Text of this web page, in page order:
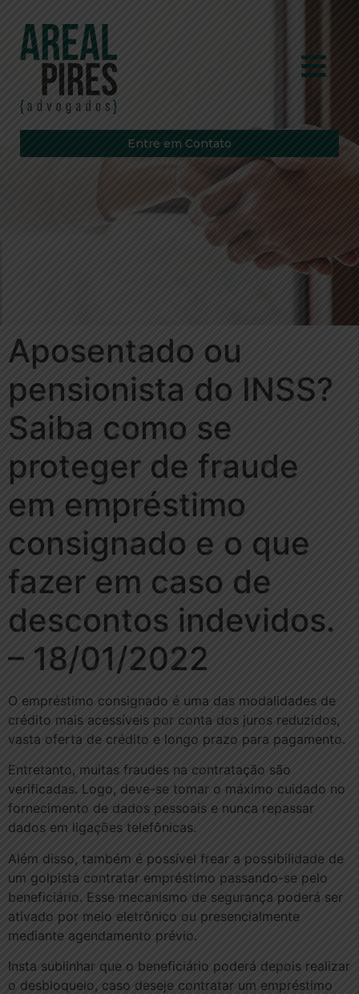
Entre em Contato
Aposentado ou
pensionista do INSS?
Saiba como se
proteger de fraude
em empréstimo
consignado e o que
fazer em caso de
descontos indevidos.
– 18/01/2022
O empréstimo consignado é uma das modalidades de
crédito mais acessíveis por conta dos juros reduzidos,
vasta oferta de crédito e longo prazo para pagamento.
Entretanto, muitas fraudes na contratação são
verificadas. Logo, deve-se tomar o máximo cuidado no
fornecimento de dados pessoais e nunca repassar
dados em ligações telefônicas.
Além disso, também é possível frear a possibilidade de
um golpista contratar empréstimo passando-se pelo
beneficiário. Esse mecanismo de segurança poderá ser
ativado por meio eletrônico ou presencialmente
mediante agendamento prévio.
Insta sublinhar que o beneficiário poderá depois realizar
o desbloqueio, caso deseje contratar um empréstimo